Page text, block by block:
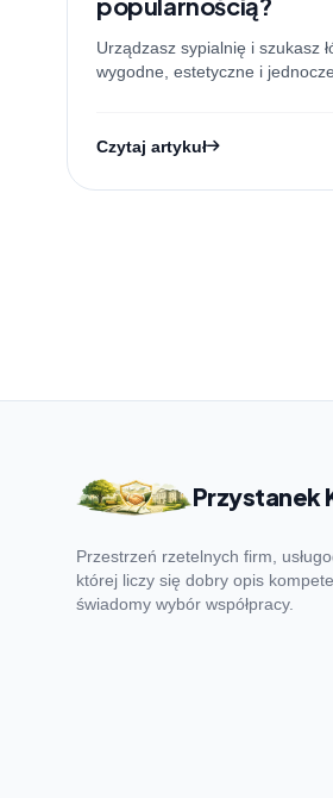
Urządzasz sypialnię i szukasz
wygodne, estetyczne i
Czytaj artykuł
Przystanek
Przestrzeń rzetelnych firm,
której liczy się dobry opis
świadomy wybór współpracy.